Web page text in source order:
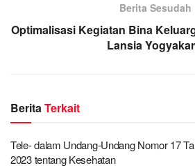
Berita Sesudah
Optimalisasi Kegiatan Bina
Lansia
BeritaTerkait
Tele- dalam Undang-Undang Nomor 17
2023 tentang Kesehatan